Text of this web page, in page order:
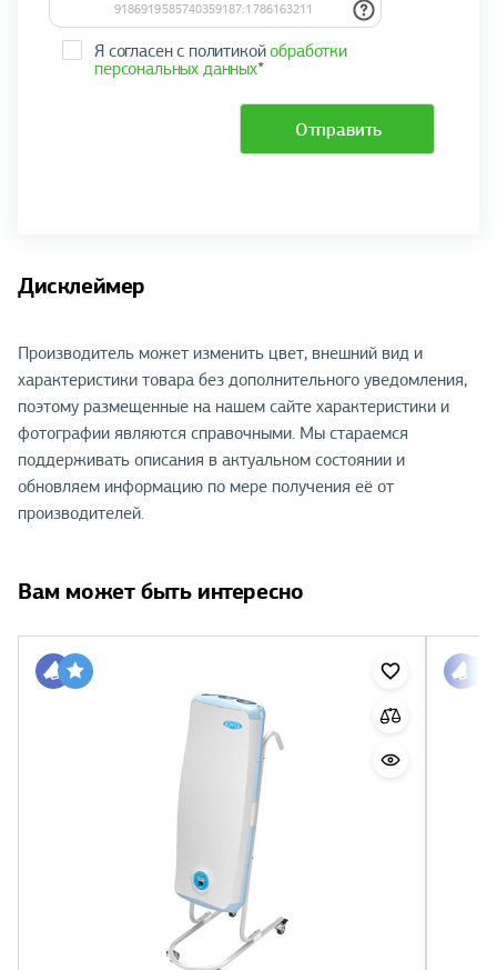
Я согласен с политикойобработки
персональных данных*
Отправить
Дисклеймер
Производитель может изменить цвет, внешний вид и
характеристики товара без дополнительного уведомления,
поэтому размещенные на нашем сайте характеристики и
фотографии являются справочными. Мы стараемся
поддерживать описания в актуальном состоянии и
обновляем информацию по мере получения её от
производителей.
Вам может быть интересно